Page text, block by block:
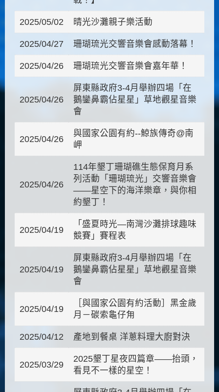
2025/05/02 晴光沙灘親子樂活動
2025/04/27 珊瑚琉光交響音樂會感動落幕！
2025/04/26 珊瑚琉光交響音樂會嘉年華！
2025/04/26
屏東縣政府3-4月舉辦四場「在
鵝鑾鼻霸佔星星」草地觀星音樂
會
2025/04/26
與國家公園有約--鯨族傳奇@南
岬
2025/04/26
114年墾丁珊瑚礁生態保育月系
列活動「珊瑚琉光」交響音樂會
——星空下的海洋樂章，與你相
約墾丁！
2025/04/19
「盛夏時光—南灣沙灘排球趣味
競賽」賽程表
2025/04/19
屏東縣政府3-4月舉辦四場「在
鵝鑾鼻霸佔星星」草地觀星音樂
會
2025/04/19
［與國家公園有約活動］黑金歲
月－碳索龜仔甪
2025/04/12 產地到餐桌 洋蔥料理大廚對決
2025/03/29
2025墾丁星夜四篇章——抬頭，
看見不一樣的星空！